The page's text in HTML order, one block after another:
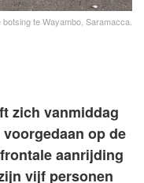
botsing te Wayambo, Saramacca.
zich vanmiddag
op de
aanrijding
vijf personen